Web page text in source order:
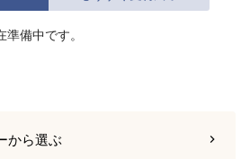
備中です。
から選ぶ